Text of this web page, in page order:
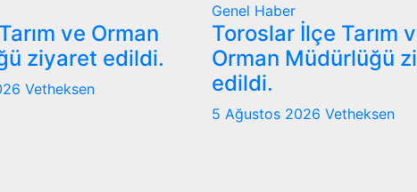
ve Orman
ziyaret edildi.
Vetheksen
Genel Haber
Toroslar İlçe Tarım
Orman Müdürlüğü
edildi.
5 Ağustos 2026 Vetheksen